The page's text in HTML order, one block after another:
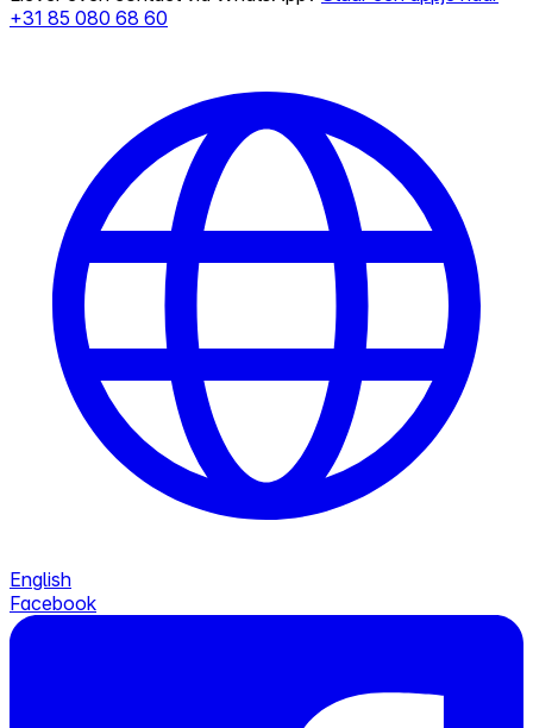
+31 85 080 68 60
English
Facebook